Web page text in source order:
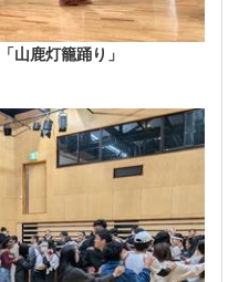
「山鹿灯籠踊り」